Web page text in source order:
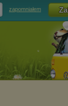
zapomniałem